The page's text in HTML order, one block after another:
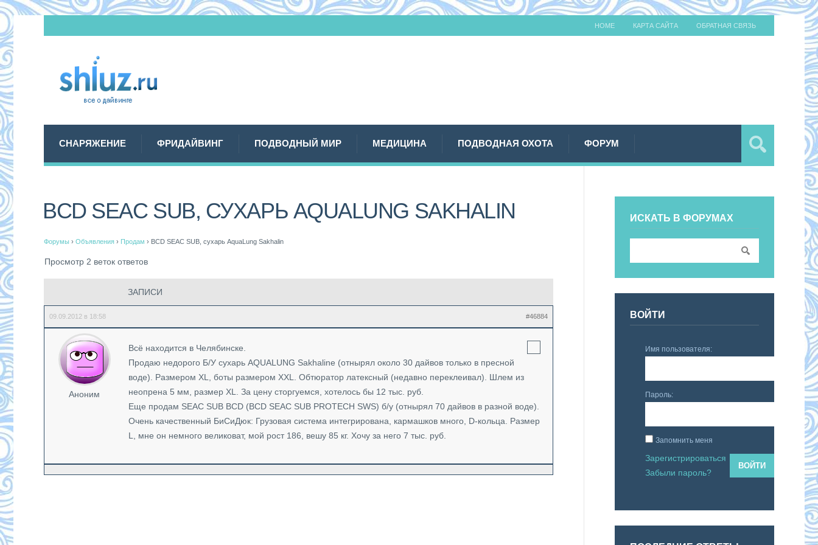
HOME КАРТА САЙТА ОБРАТНАЯ СВЯЗЬ
СНАРЯЖЕНИЕ ФРИДАЙВИНГ ПОДВОДНЫЙ МИР МЕДИЦИНА ПОДВОДНАЯ ОХОТА ФОРУМ
BCD SEAC SUB, СУХАРЬ AQUALUNG SAKHALIN
Форумы › Объявления › Продам › BCD SEAC SUB, сухарь AquaLung Sakhalin
Просмотр 2 веток ответов
ЗАПИСИ
09.09.2012 в 18:58 #46884
Аноним
Всё находится в Челябинске.
Продаю недорого Б/У сухарь AQUALUNG Sakhaline (отнырял около 30 дайвов только в пресной
воде). Размером XL, боты размером XXL. Обтюратор латексный (недавно переклеивал). Шлем из
неопрена 5 мм, размер XL. За цену сторгуемся, хотелось бы 12 тыс. руб.
Еще продам SEAC SUB BCD (BCD SEAC SUB PROTECH SWS) б/у (отнырял 70 дайвов в разной воде).
Очень качественный БиСиДюк: Грузовая система интегрирована, кармашков много, D-кольца. Размер
L, мне он немного великоват, мой рост 186, вешу 85 кг. Хочу за него 7 тыс. руб.
ИСКАТЬ В ФОРУМАХ
ВОЙТИ
Имя пользователя:
Пароль:
Запомнить меня
ВОЙТИ
Зарегистрироваться
Забыли пароль?